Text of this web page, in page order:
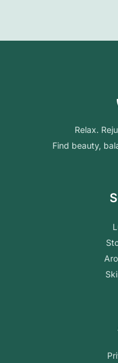
Relax.
Find beauty,